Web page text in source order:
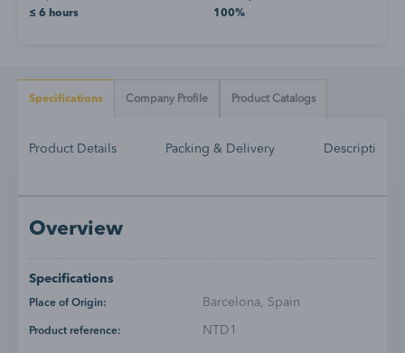
≤ 6 hours
100%
Specifications Company Profile Product Catalogs
Product Details Packing & Delivery Description
Overview
Specifications
Place of Origin: Barcelona, Spain
Product reference: NTD1